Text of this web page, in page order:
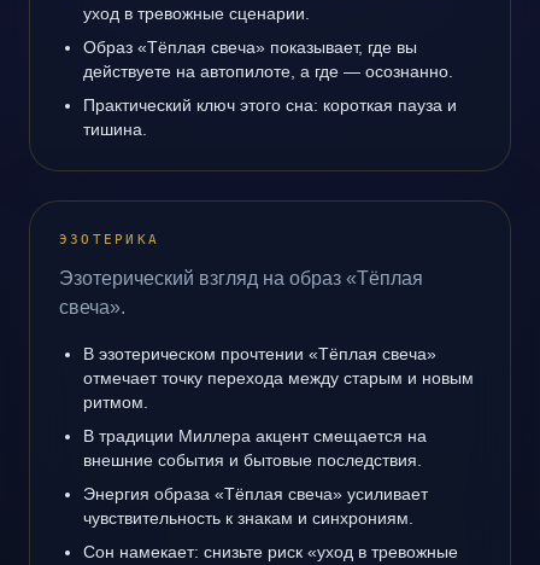
уход в тревожные сценарии.
Образ «Тёплая свеча» показывает, где вы
действуете на автопилоте, а где — осознанно.
Практический ключ этого сна: короткая пауза и
тишина.
ЭЗОТЕРИКА
Эзотерический взгляд на образ «Тёплая
свеча».
В эзотерическом прочтении «Тёплая свеча»
отмечает точку перехода между старым и новым
ритмом.
В традиции Миллера акцент смещается на
внешние события и бытовые последствия.
Энергия образа «Тёплая свеча» усиливает
чувствительность к знакам и синхрониям.
Сон намекает: снизьте риск «уход в тревожные